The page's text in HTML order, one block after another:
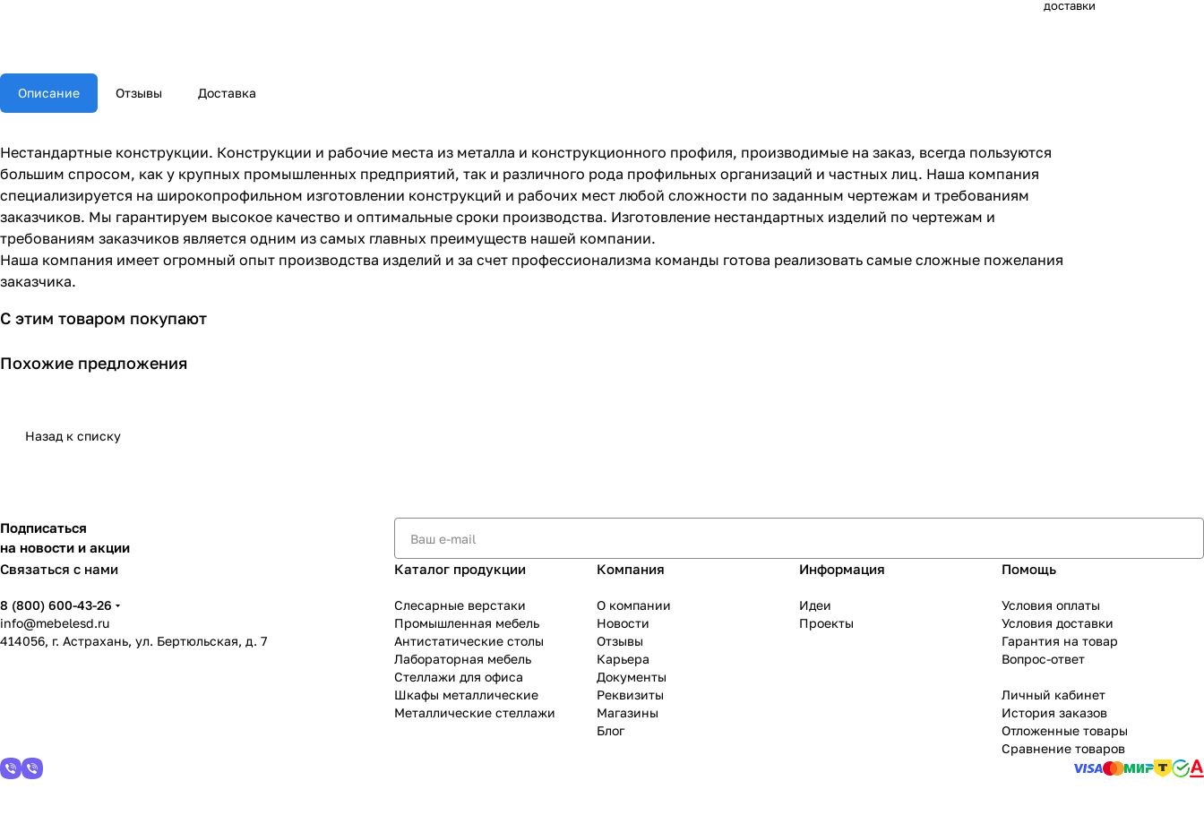
доставки
Описание Отзывы Доставка
Нестандартные конструкции. Конструкции и рабочие места из металла и конструкционного профиля, производимые на заказ, всегда пользуются
большим спросом, как у крупных промышленных предприятий, так и различного рода профильных организаций и частных лиц. Наша компания
специализируется на широкопрофильном изготовлении конструкций и рабочих мест любой сложности по заданным чертежам и требованиям
заказчиков. Мы гарантируем высокое качество и оптимальные сроки производства. Изготовление нестандартных изделий по чертежам и
требованиям заказчиков является одним из самых главных преимуществ нашей компании.
Наша компания имеет огромный опыт производства изделий и за счет профессионализма команды готова реализовать самые сложные пожелания
заказчика.
С этим товаром покупают
Похожие предложения
Назад к списку
Подписаться
на новости и акции
Связаться с нами
8 (800) 600-43-26
info@mebelesd.ru
414056, г. Астрахань, ул. Бертюльская, д. 7
Каталог продукции
Слесарные верстаки
Промышленная мебель
Антистатические столы
Лабораторная мебель
Стеллажи для офиса
Шкафы металлические
Металлические стеллажи
Компания
О компании
Новости
Отзывы
Карьера
Документы
Реквизиты
Магазины
Блог
Информация
Идеи
Проекты
Помощь
Условия оплаты
Условия доставки
Гарантия на товар
Вопрос-ответ
Личный кабинет
История заказов
Отложенные товары
Сравнение товаров